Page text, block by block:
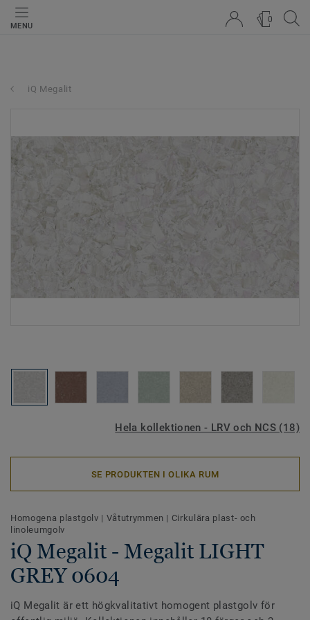
MENU
0
iQ Megalit
Hela kollektionen - LRV och NCS (18)
SE PRODUKTEN I OLIKA RUM
Homogena plastgolv | Våtutrymmen | Cirkulära plast- och
linoleumgolv
iQ Megalit - Megalit LIGHT
GREY 0604
iQ Megalit är ett högkvalitativt homogent plastgolv för